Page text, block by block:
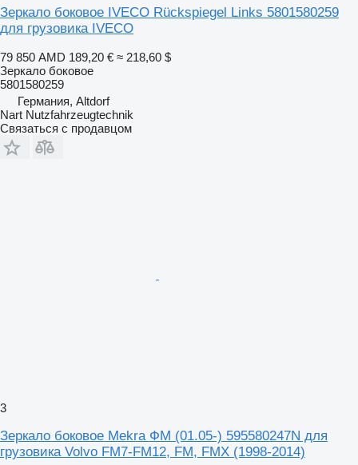
Зеркало боковое IVECO Rückspiegel Links 5801580259
для грузовика IVECO
79 850 AMD 189,20 € ≈ 218,60 $
Зеркало боковое
5801580259
Германия, Altdorf
Nart Nutzfahrzeugtechnik
Связаться с продавцом
3
Зеркало боковое Mekra ФМ (01.05-) 595580247N для
грузовика Volvo FM7-FM12, FM, FMX (1998-2014)